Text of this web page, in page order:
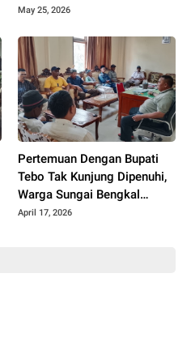
Polisi
May 25, 2026
Pertemuan Dengan Bupati
Tebo Tak Kunjung Dipenuhi,
Warga Sungai Bengkal
Geruduk Kantor Camat Tebo
April 17, 2026